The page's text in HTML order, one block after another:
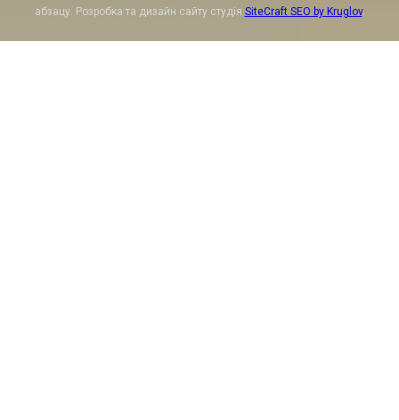
абзацу. Розробка та дизайн сайту студія SiteCraft SEO by Kruglov.